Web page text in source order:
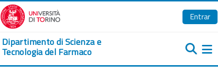
Salta al contenido principal
Entrar
Dipartimento di Scienza e
Tecnologia del Farmaco